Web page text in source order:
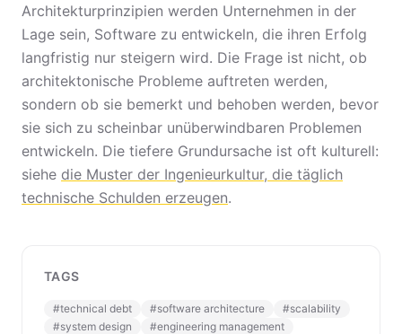
Architekturprinzipien werden Unternehmen in der
Lage sein, Software zu entwickeln, die ihren Erfolg
langfristig nur steigern wird. Die Frage ist nicht, ob
architektonische Probleme auftreten werden,
sondern ob sie bemerkt und behoben werden, bevor
sie sich zu scheinbar unüberwindbaren Problemen
entwickeln. Die tiefere Grundursache ist oft kulturell:
siehe die Muster der Ingenieurkultur, die täglich
technische Schulden erzeugen.
TAGS
#technical debt #software architecture #scalability
#system design #engineering management